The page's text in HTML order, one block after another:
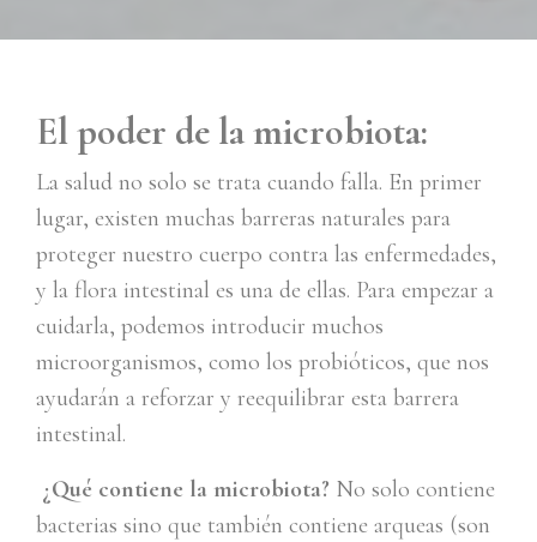
El poder de la microbiota:
La salud no solo se trata cuando falla. En primer
lugar, existen muchas barreras naturales para
proteger nuestro cuerpo contra las enfermedades,
y la flora intestinal es una de ellas. Para empezar a
cuidarla, podemos introducir muchos
microorganismos, como los probióticos, que nos
ayudarán a reforzar y reequilibrar esta barrera
intestinal.
¿Qué contiene la microbiota? No solo contiene
bacterias sino que también contiene arqueas (son